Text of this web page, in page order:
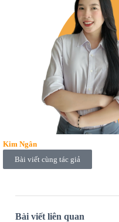
Kim Ngân
Bài viết cùng tác giả
Bài viết liên quan